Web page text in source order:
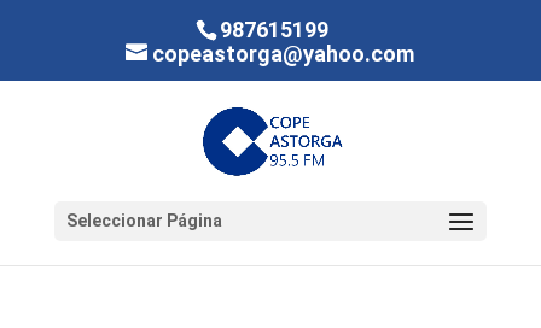
987615199
copeastorga@yahoo.com
Seleccionar Página